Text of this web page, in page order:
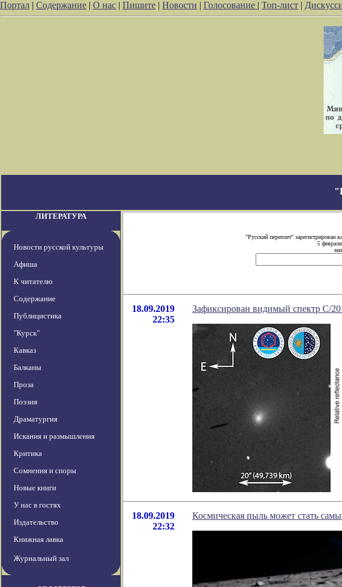
Портал | Содержание | О нас | Пишите | Новости | Голосование | Топ-лист |
ЛИТЕРАТУРА
Новости русской культуры
Афиша
К читателю
Содержание
Публицистика
"Курск"
Кавказ
Балканы
Проза
Поэзия
Драматургия
Искания и размышления
Критика
Сомнения и споры
Новые книги
У нас в гостях
Издательство
Книжная лавка
Журнальный зал
"Русский переплет" зарегистрирован
5
18.09.2019
22:35
Зафиксирован видимый спектр C/
18.09.2019
22:32
Космическая пыль может стать